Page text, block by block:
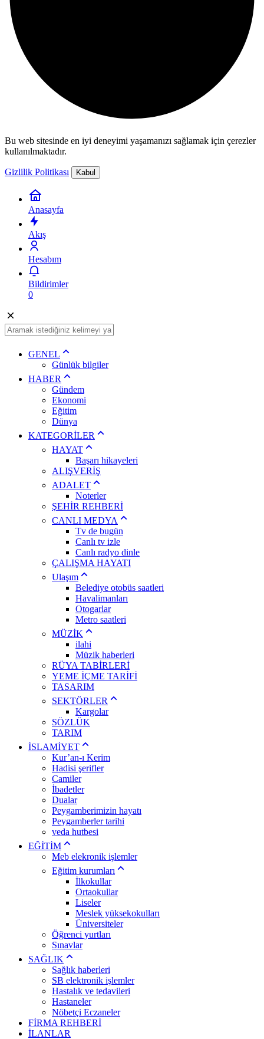
Bu web sitesinde en iyi deneyimi yaşamanızı sağlamak için çerezler
kullanılmaktadır.
Gizlilik Politikası Kabul
Anasayfa
Akış
Hesabım
Bildirimler
0
GENEL
Günlük bilgiler
HABER
Gündem
Ekonomi
Eğitim
Dünya
KATEGORİLER
HAYAT
Başarı hikayeleri
ALIŞVERİŞ
ADALET
Noterler
ŞEHİR REHBERİ
CANLI MEDYA
Tv de bugün
Canlı tv izle
Canlı radyo dinle
ÇALIŞMA HAYATI
Ulaşım
Belediye otobüs saatleri
Havalimanları
Otogarlar
Metro saatleri
MÜZİK
ilahi
Müzik haberleri
RÜYA TABİRLERİ
YEME İÇME TARİFİ
TASARIM
SEKTÖRLER
Kargolar
SÖZLÜK
TARIM
İSLAMİYET
Kur’an-ı Kerim
Hadisi şerifler
Camiler
İbadetler
Dualar
Peygamberimizin hayatı
Peygamberler tarihi
veda hutbesi
EĞİTİM
Meb elekronik işlemler
Eğitim kurumları
İlkokullar
Ortaokullar
Liseler
Meslek yüksekokulları
Üniversiteler
Öğrenci yurtları
Sınavlar
SAĞLIK
Sağlık haberleri
SB elektronik işlemler
Hastalık ve tedavileri
Hastaneler
Nöbetçi Eczaneler
FİRMA REHBERİ
İLANLAR